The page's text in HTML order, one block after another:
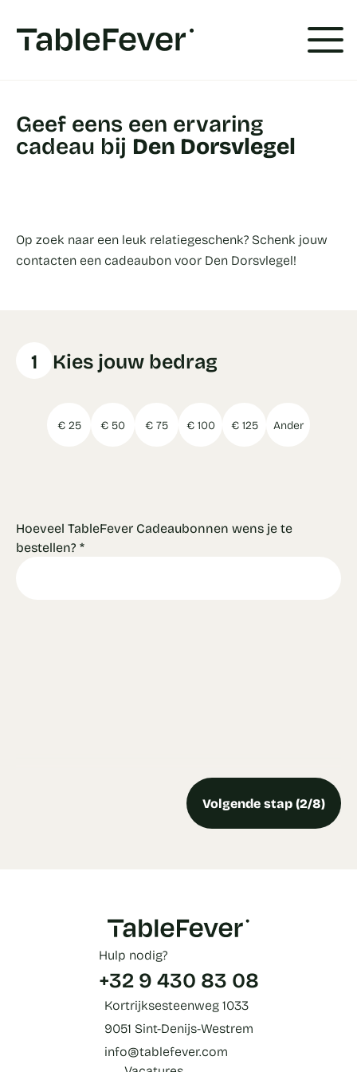
Geef eens een ervaring
cadeau bij Den Dorsvlegel
Op zoek naar een leuk relatiegeschenk? Schenk jouw
contacten een cadeaubon voor Den Dorsvlegel!
1 Kies jouw bedrag
€ 25 € 50 € 75 € 100 € 125 Ander
Hoeveel TableFever Cadeaubonnen wens je te
bestellen? *
Volgende stap (2/8)
Hulp nodig?
+32 9 430 83 08
Kortrijksesteenweg 1033
9051 Sint-Denijs-Westrem
info@tablefever.com